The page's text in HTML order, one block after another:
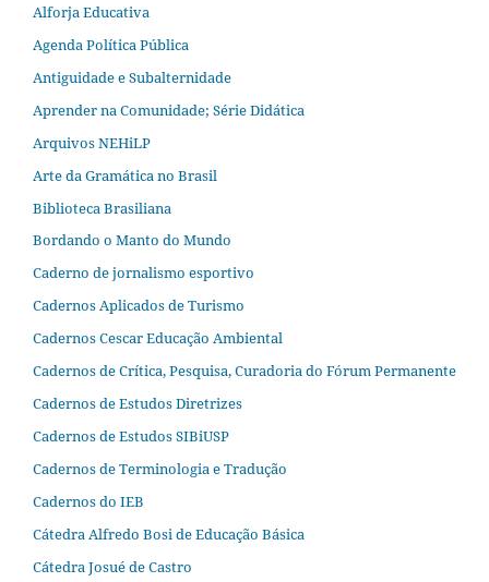
Alforja Educativa
Agenda Política Pública
Antiguidade e Subalternidade
Aprender na Comunidade; Série Didática
Arquivos NEHiLP
Arte da Gramática no Brasil
Biblioteca Brasiliana
Bordando o Manto do Mundo
Caderno de jornalismo esportivo
Cadernos Aplicados de Turismo
Cadernos Cescar Educação Ambiental
Cadernos de Crítica, Pesquisa, Curadoria do Fórum Permanente
Cadernos de Estudos Diretrizes
Cadernos de Estudos SIBiUSP
Cadernos de Terminologia e Tradução
Cadernos do IEB
Cátedra Alfredo Bosi de Educação Básica
Cátedra Josué de Castro